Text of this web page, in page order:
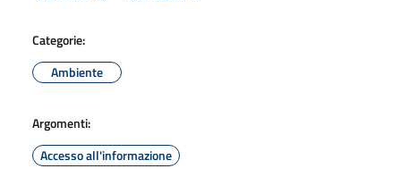
Categorie:
Ambiente
Argomenti:
Accesso all'informazione